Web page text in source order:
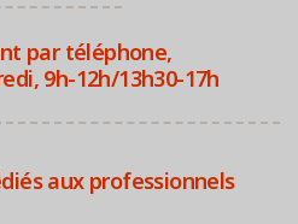
par téléphone,
9h-12h/13h30-17h
aux professionnels